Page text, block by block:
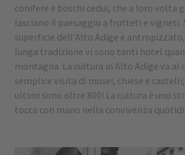
conifere e boschi cedui, che a loro volta
lasciano il paesaggio a frutteti e vigneti.
superficie dell’Alto Adige è
lunga tradizione vi sono tanti hotel
montagna. La cultura in Alto Adige va al
semplice visita di musei, chiese e
ultimi sono oltre 800! La cultura è uno
tocca con mano nella convivenza